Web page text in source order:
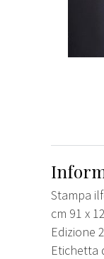
Stampa
cm 91 x
Edizione
Etichetta